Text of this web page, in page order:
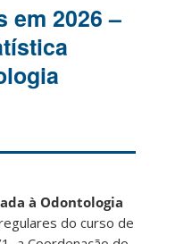
em 2026 –
à Odontologia
do curso de